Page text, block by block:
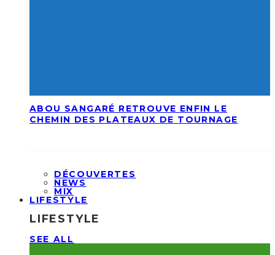
ABOU SANGARÉ RETROUVE ENFIN LE
CHEMIN DES PLATEAUX DE TOURNAGE
DÉCOUVERTES
NEWS
MIX
LIFESTYLE
LIFESTYLE
SEE ALL